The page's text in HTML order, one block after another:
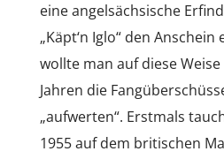
eine angelsächsische
„Käpt‘n Iglo“ den
wollte man auf diese
Jahren die
„aufwerten“. Erstmals
1955 auf dem britischen